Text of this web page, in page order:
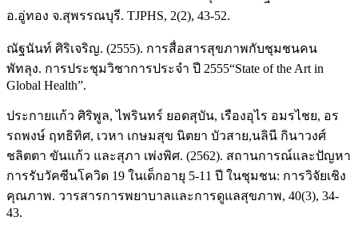
อ.อู่ทอง จ.สุพรรณบุรี. TJPHS, 2(2), 43-52.
ณัฐนันท์ ศิริเจริญ. (2555). การสื่อสารสุขภาพกับชุมชนคน
พัทลุง. การประชุมวิชาการประจำ ปี 2555“State of the Art in
Global Health”.
ประกายแก้ว ศิริพูล, ไพรินทร์ ยอดสุบัน, เรืองอุไร อมรไชย, อร
รถพงษ์ ฤทธิทิศ, เวหา เกษมสุข นิตยา บัวสาย,นลินี กินาวงศ์
ชลิตตา ขันแก้ว และสุภา เพ่งพิศ. (2562). สถานการณ์และปัญหา
การรับวัคซีนโควิด 19 ในเด็กอายุ 5-11 ปี ในชุมชน: การวิจัยเชิง
คุณภาพ. วารสารการพยาบาลและการดูแลสุขภาพ, 40(3), 34-
43.